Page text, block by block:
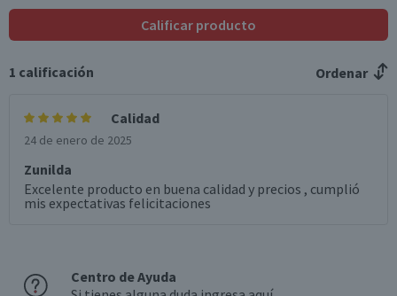
Calificar producto
1 calificación Ordenar
Calidad
24 de enero de 2025
Zunilda
Excelente producto en buena calidad y precios , cumplió
mis expectativas felicitaciones
Centro de Ayuda